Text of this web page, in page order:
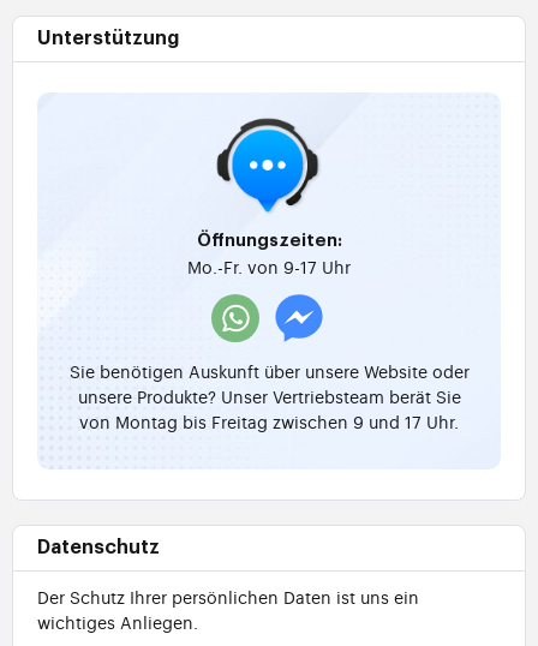
Unterstützung
Öffnungszeiten:
Mo.-Fr. von 9-17 Uhr
Sie benötigen Auskunft über unsere Website oder
unsere Produkte? Unser Vertriebsteam berät Sie
von Montag bis Freitag zwischen 9 und 17 Uhr.
Datenschutz
Der Schutz Ihrer persönlichen Daten ist uns ein
wichtiges Anliegen.